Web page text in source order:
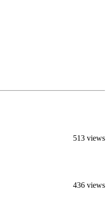
513 views
436 views